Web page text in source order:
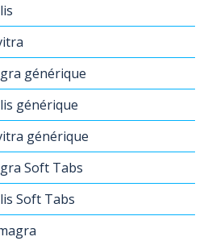
générique
générique
générique
Soft Tabs
Soft Tabs